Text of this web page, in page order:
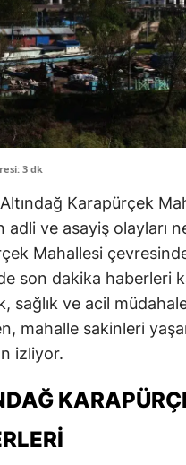
3 dk
Karapürçek
adli ve asayiş olayları
Mahallesi
son dakika haberleri
sağlık ve acil
mahalle sakinleri
izliyor.